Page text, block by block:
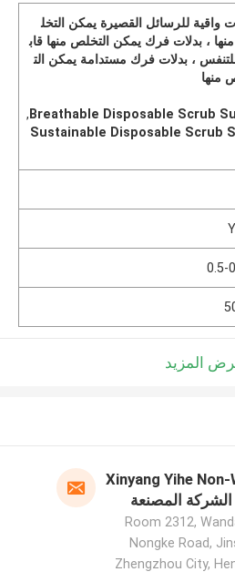
واقية للرسائل القصيرة يمكن التخل
، بدلات فرك يمكن التخلص منها قاب
، بدلات فرك مستدامة يمكن الت
منها
Breathable Disposable Scrub
,
Sustainable Disposable Scrub
0.5-
المزيد
Xinyang Yihe Non-
Room 2312,
Nongke Road,
Zhengzhou City,